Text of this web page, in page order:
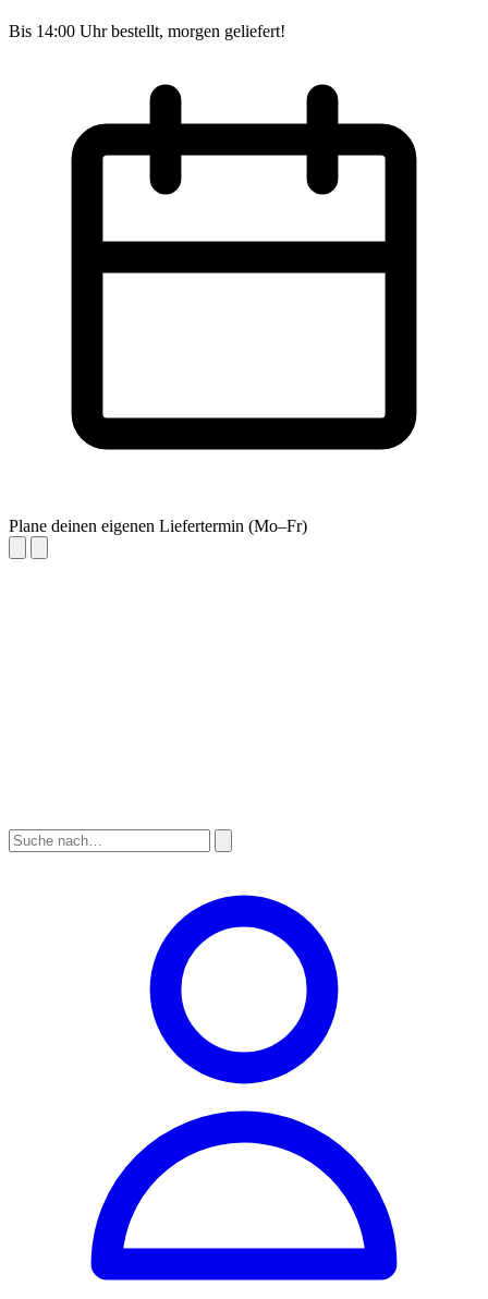
Bis 14:00 Uhr bestellt, morgen geliefert!
Plane deinen eigenen Liefertermin (Mo–Fr)